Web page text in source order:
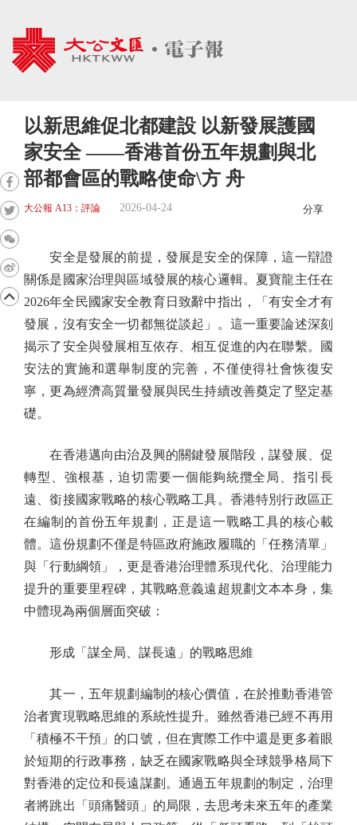
以新思維促北都建設 以新發展護國
家安全 ——香港首份五年規劃與北
部都會區的戰略使命\方 舟
大公報 A13：評論 2026-04-24 分享
安全是發展的前提，發展是安全的保障，這一辯證
關係是國家治理與區域發展的核心邏輯。夏寶龍主任在
2026年全民國家安全教育日致辭中指出，「有安全才有
發展，沒有安全一切都無從談起」。這一重要論述深刻
揭示了安全與發展相互依存、相互促進的內在聯繫。國
安法的實施和選舉制度的完善，不僅使得社會恢復安
寧，更為經濟高質量發展與民生持續改善奠定了堅定基
礎。
在香港邁向由治及興的關鍵發展階段，謀發展、促
轉型、強根基，迫切需要一個能夠統攬全局、指引長
遠、銜接國家戰略的核心戰略工具。香港特別行政區正
在編制的首份五年規劃，正是這一戰略工具的核心載
體。這份規劃不僅是特區政府施政履職的「任務清單」
與「行動綱領」，更是香港治理體系現代化、治理能力
提升的重要里程碑，其戰略意義遠超規劃文本本身，集
中體現為兩個層面突破：
形成「謀全局、謀長遠」的戰略思維
其一，五年規劃編制的核心價值，在於推動香港管
治者實現戰略思維的系統性提升。雖然香港已經不再用
「積極不干預」的口號，但在實際工作中還是更多着眼
於短期的行政事務，缺乏在國家戰略與全球競爭格局下
對香港的定位和長遠謀劃。通過五年規劃的制定，治理
者將跳出「頭痛醫頭」的局限，去思考未來五年的產業